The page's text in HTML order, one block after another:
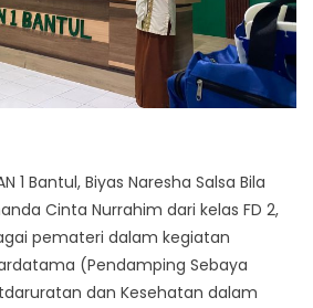
1 Bantul, Biyas Naresha Salsa Bila
Cinta Nurrahim dari kelas FD 2,
pemateri dalam kegiatan
(Pendamping Sebaya
dan Kesehatan dalam